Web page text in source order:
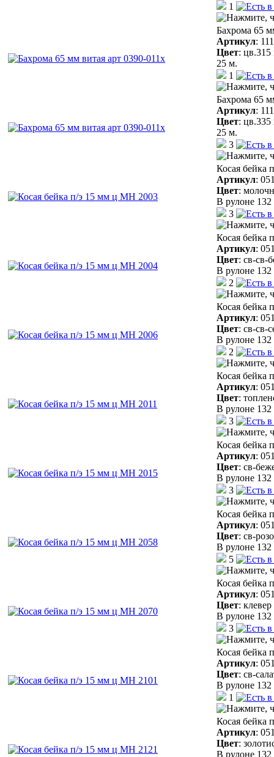
1
Бахрома 65
Артикул:
Цвет: цв.315
25 м.
1
Бахрома 65
Артикул:
Цвет: цв.335
25 м.
3
Косая бейка
Артикул:
Цвет:
В рулоне
3
Косая бейка
Артикул:
Цвет: св-св-
В рулоне
2
Косая бейка
Артикул:
Цвет: св-св-
В рулоне
2
Косая бейка
Артикул:
Цвет:
В рулоне
3
Косая бейка
Артикул:
Цвет: св-
В рулоне
3
Косая бейка
Артикул:
Цвет: св-
В рулоне
5
Косая бейка
Артикул:
Цвет: клевер
В рулоне
3
Косая бейка
Артикул:
Цвет: св-
В рулоне
1
Косая бейка
Артикул:
Цвет:
В рулоне